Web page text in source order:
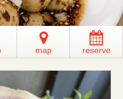
map reserve